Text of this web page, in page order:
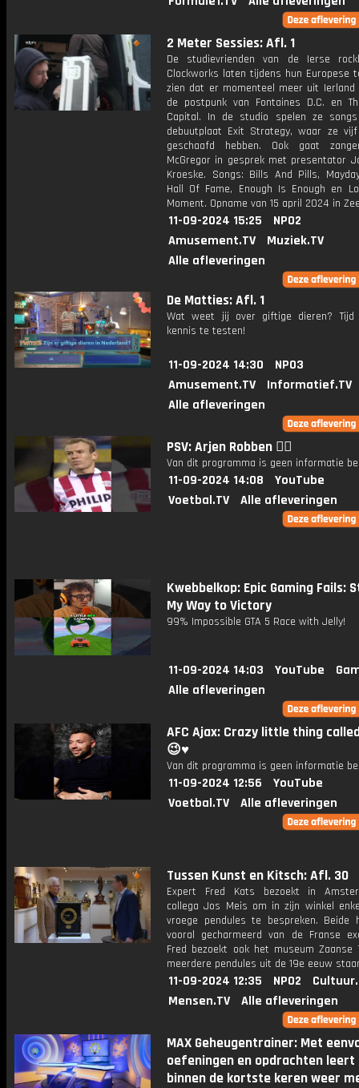
2 Meter Sessies: Afl. 1
De studievrienden van de Ierse
Clockworks laten tijdens hun Europese
zien dat er momenteel meer uit Ierland
de postpunk van Fontaines D.C. en
Capital. In de studio spelen ze
debuutplaat Exit Strategy, waar ze
geschaafd hebben. Ook gaat
McGregor in gesprek met presentator
Kroeske. Songs: Bills And Pills,
Hall Of Fame, Enough Is Enough en
Moment. Opname van 15 april 2024 in
11-09-2024 15:25
NPO2
Amusement.TV
Muziek.TV
Alle afleveringen
De Matties: Afl. 1
Wat weet jij over giftige dieren? Tijd
kennis te testen!
11-09-2024 14:30
NPO3
Amusement.TV
Informatief.TV
Alle afleveringen
PSV: Arjen Robben 😮‍💨
Van dit programma is geen informatie
11-09-2024 14:08
YouTube
Voetbal.TV
Alle afleveringen
Kwebbelkop: Epic Gaming Fails:
My Way to Victory
99% Impossible GTA 5 Race with Jelly!
11-09-2024 14:03 YouTube
Alle afleveringen
AFC Ajax: Crazy little thing
😉♥️
Van dit programma is geen informatie
11-09-2024 12:56
YouTube
Voetbal.TV
Alle afleveringen
Tussen Kunst en Kitsch: Afl. 30
Expert Fred Kats bezoekt in
collega Jos Meis om in zijn winkel
vroege pendules te bespreken. Beide
vooral gecharmeerd van de Franse
Fred bezoekt ook het museum Zaanse
meerdere pendules uit de 19e eeuw
11-09-2024 12:35 NPO2
Mensen.TV
Alle afleveringen
MAX Geheugentrainer: Met
oefeningen en opdrachten leert
binnen de kortste keren weer